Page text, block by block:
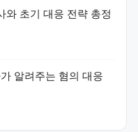
와 초기 대응 전략 총정
알려주는 혐의 대응